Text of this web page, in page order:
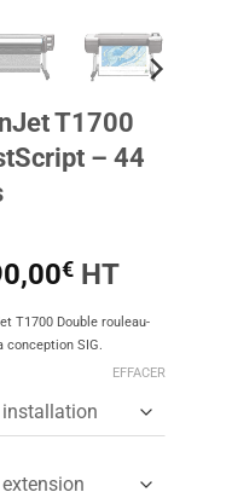
T1700
– 44
€ HT
T1700 Double rouleau-
conception SIG.
EFFACER